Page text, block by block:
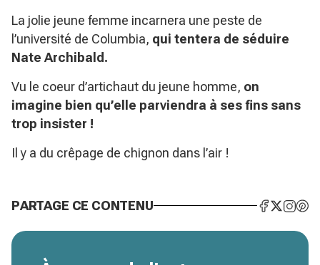
La jolie jeune femme incarnera une peste de
l’université de Columbia, qui tentera de séduire
Nate Archibald.
Vu le coeur d’artichaut du jeune homme, on
imagine bien qu’elle parviendra à ses fins sans
trop insister !
Il y a du crêpage de chignon dans l’air !
PARTAGE CE CONTENU